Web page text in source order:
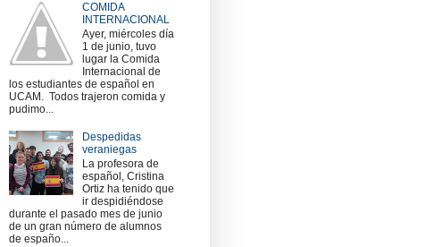
COMIDA
INTERNACIONAL
Ayer, miércoles día
1 de junio, tuvo
lugar la Comida
Internacional de
los estudiantes de español en
UCAM. Todos trajeron comida y
pudimo...
Despedidas
veraniegas
La profesora de
español, Cristina
Ortiz ha tenido que
ir despidiéndose
durante el pasado mes de junio
de un gran número de alumnos
de españo...